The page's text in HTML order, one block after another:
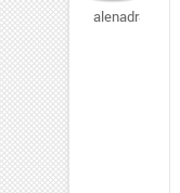
alenadr88607